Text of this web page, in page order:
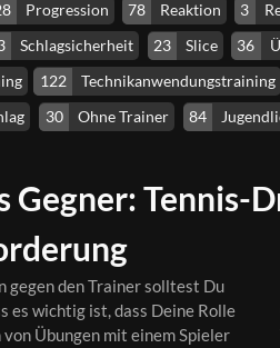
Progression 78 Reaktion 3
Schlagsicherheit 23 Slice 36
122 Technikanwendungstraining
30 Ohne Trainer 84
Gegner: Tennis-
gegen den Trainer solltest Du
es wichtig ist, dass Deine Rolle
Übungen mit einem Spieler